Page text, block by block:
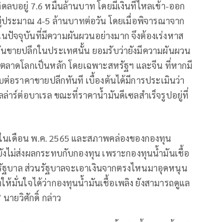
บอยู่ 7.6 หมื่นล้านบาท โดยมีเงินที่ไหลเข้า-ออก
ะมาณ 4-5 ล้านบาทต่อวัน โดยเมื่อพิจารณาจาก
จจุบันที่มีความผันผวนอย่างมาก จึงต้องเร่งหาส
ายปลีกในประเทศนั้น ยอมรับว่ายังมีความผันผวน
าดโลกเป็นหลัก โดยเฉพาะสหรัฐฯ และจีน ที่หากมี
อราคาขายปลีกทันที เบื้องต้นได้มีการประเมินว่า
ร์ต่อบาเรล ขณะที่ราคาน้ำมันดีเซลสำเร็จรูปอยู่ที่
นเดือน พ.ค. 2565 และสภาพคล่องของกองทุน
ไม่ส่งผลกระทบกับกองทุน เพราะกองทุนน้ำมันเชื้อ
บาล ส่วนรัฐบาลจะเอาเงินจากตรงไหนมาอุดหนุน
มั่นใจได้ว่ากองทุนน้ำมันเชื้อเพลิง ยังสามารถดูแล
นายวิศักดิ์ กล่าว